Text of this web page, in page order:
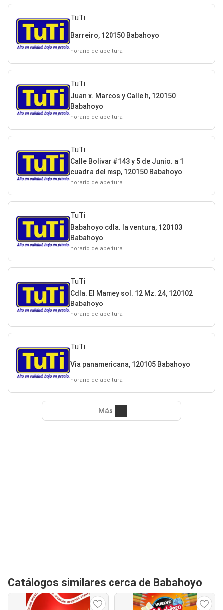
TuTi
Barreiro, 120150 Babahoyo
horario de apertura
TuTi
Juan x. Marcos y Calle h, 120150
Babahoyo
horario de apertura
TuTi
Calle Bolivar #143 y 5 de Junio. a 1
cuadra del msp, 120150 Babahoyo
horario de apertura
TuTi
Babahoyo cdla. la ventura, 120103
Babahoyo
horario de apertura
TuTi
Cdla. El Mamey sol. 12 Mz. 24, 120102
Babahoyo
horario de apertura
TuTi
Via panamericana, 120105 Babahoyo
horario de apertura
Más
Catálogos similares cerca de Babahoyo